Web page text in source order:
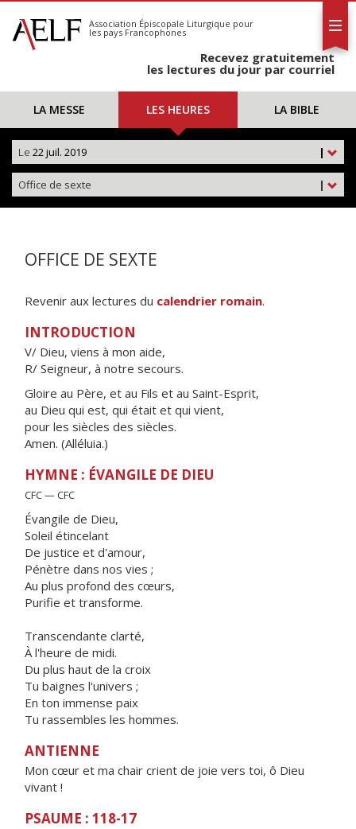
S'abonner
Calendrier
Association Épiscopale Liturgique pour
les pays Francophones
Recevez gratuitement
les lectures du jour par courriel
LA MESSE LES HEURES LA BIBLE
|
Le 22 juil. 2019
|
Office de sexte
OFFICE DE SEXTE
Revenir aux lectures du calendrier romain.
INTRODUCTION
V/ Dieu, viens à mon aide,
R/ Seigneur, à notre secours.
Gloire au Père, et au Fils et au Saint-Esprit,
au Dieu qui est, qui était et qui vient,
pour les siècles des siècles.
Amen. (Alléluia.)
HYMNE : ÉVANGILE DE DIEU
CFC — CFC
Évangile de Dieu,
Soleil étincelant
De justice et d'amour,
Pénètre dans nos vies ;
Au plus profond des cœurs,
Purifie et transforme.
Transcendante clarté,
À l'heure de midi.
Du plus haut de la croix
Tu baignes l'univers ;
En ton immense paix
Tu rassembles les hommes.
ANTIENNE
Mon cœur et ma chair crient de joie vers toi, ô Dieu
vivant !
PSAUME : 118-17